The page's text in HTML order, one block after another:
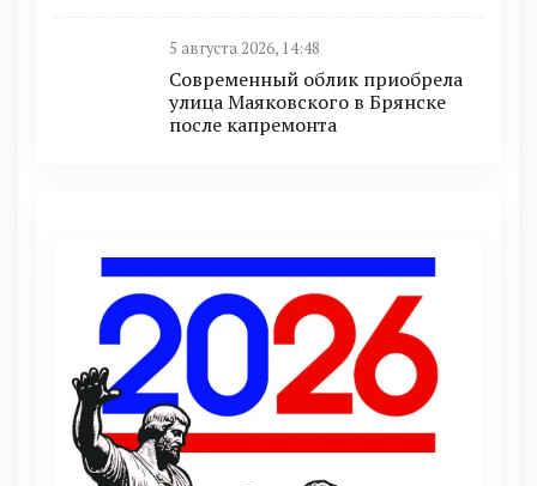
5 августа 2026, 14:48
Современный облик приобрела
улица Маяковского в Брянске
после капремонта